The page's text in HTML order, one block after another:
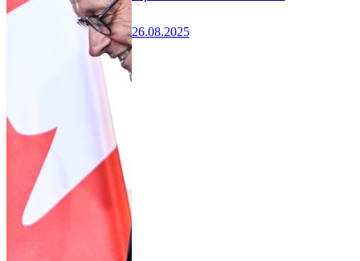
26.08.2025